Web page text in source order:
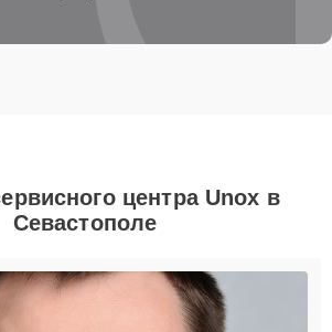
центра Unox в
Севастополе